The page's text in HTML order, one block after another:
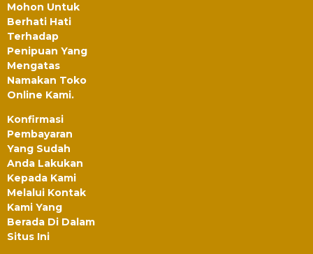
Mohon Untuk
Berhati Hati
Terhadap
Penipuan Yang
Mengatas
Namakan Toko
Online Kami.
Konfirmasi
Pembayaran
Yang Sudah
Anda Lakukan
Kepada Kami
Melalui Kontak
Kami Yang
Berada Di Dalam
Situs Ini